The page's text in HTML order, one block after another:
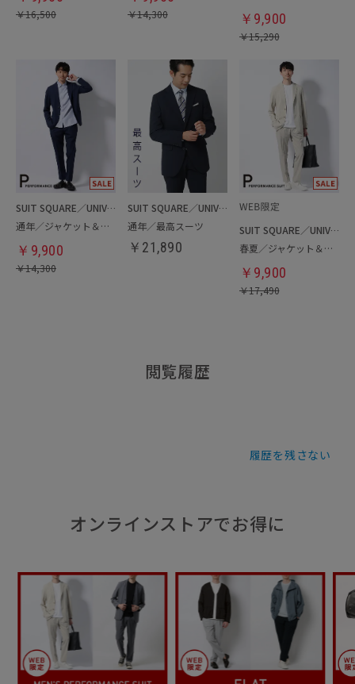
￥16,500 ￥14,300 ￥ 9,900
￥15,290
SUIT SQUARE／UNIVERSAL LANGUAGE
通年／ジャケット＆パンツセットアップ／洗濯ネット付き
￥ 9,900
￥14,300
SUIT SQUARE／UNIVERSAL LANGUAGE
通年／最高スーツ
￥ 21,890
SUIT SQUARE／UNIVERSAL LANGUAGE
春夏／ジャケット＆パンツ＆Tシャツセットアップ
￥ 9,900
￥17,490
閲覧履歴
履歴を残さない
オンラインストアでお得に